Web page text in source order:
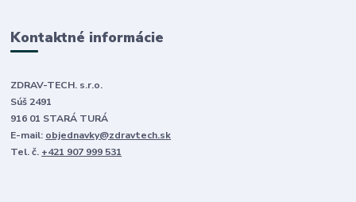
Kontaktné informácie
ZDRAV-TECH. s.r.o.
Súš 2491
916 01 STARÁ TURÁ
E-mail: objednavky@zdravtech.sk
Tel. č. +421 907 999 531